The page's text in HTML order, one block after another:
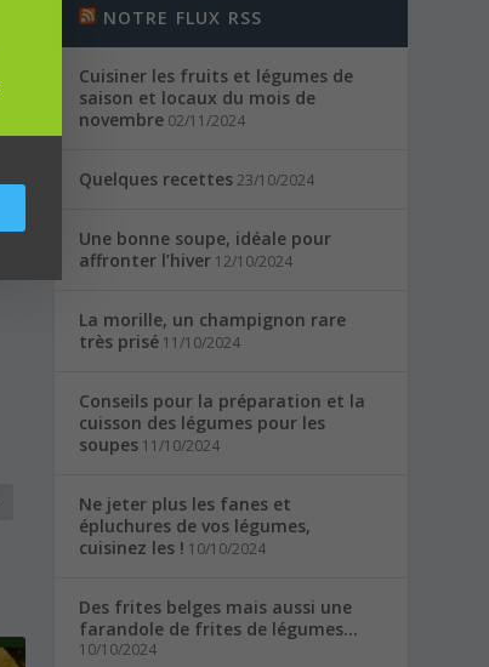
NOTRE FLUX RSS
Cuisiner les fruits et légumes de
saison et locaux du mois de
novembre 02/11/2024
Quelques recettes23/10/2024
Une bonne soupe, idéale pour
affronter l’hiver 12/10/2024
La morille, un champignon rare
très prisé 11/10/2024
Conseils pour la préparation et la
cuisson des légumes pour les
soupes 11/10/2024
Ne jeter plus les fanes et
épluchures de vos légumes,
cuisinez les ! 10/10/2024
Des frites belges mais aussi une
farandole de frites de légumes…
10/10/2024